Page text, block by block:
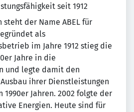
seit 1912
steht der Name ABEL für
als
im Jahre 1912 stieg die
Jahre in die
und legte damit den
ihrer Dienstleistungen
Jahren. 2002 folgte der
Energien. Heute sind für